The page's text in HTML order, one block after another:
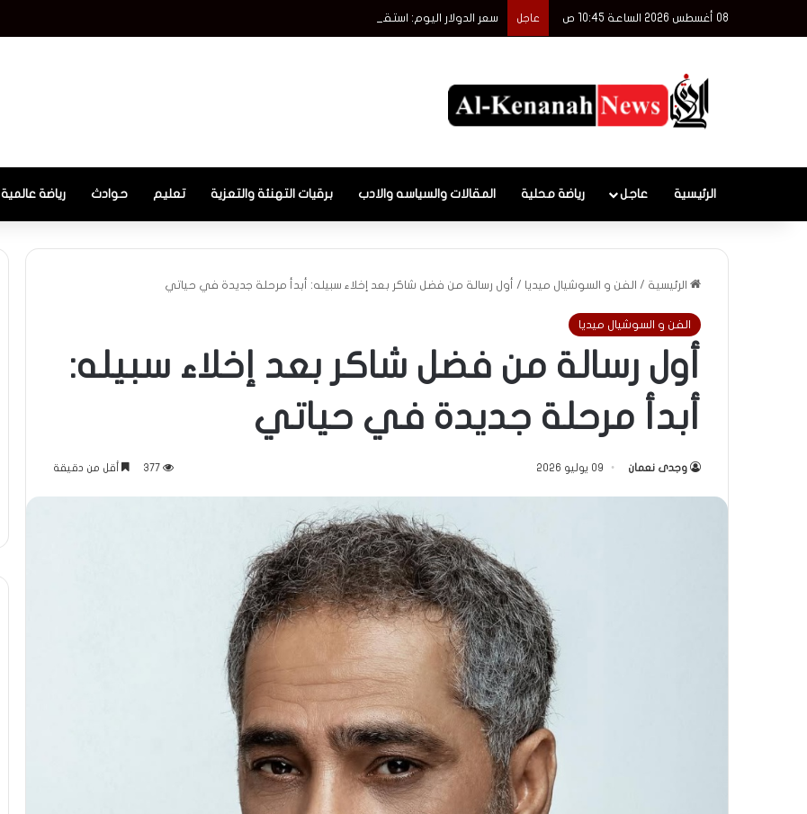
08 أغسطس 2026 الساعة 10:45 ص عاجل سعر الدولار اليوم: استقرار العملة الأمريكية أمام الجنيه قبل عودة البنوك للتداول
الرئيسية عاجل رياضة محلية المقالات والسياسه والادب برقيات التهنئة والتعزية تعليم حوادث رياضة عالمية
الرئيسية / الفن و السوشيال ميديا / أول رسالة من فضل شاكر بعد إخلاء سبيله: أبدأ مرحلة جديدة في حياتي
الفن و السوشيال ميديا
أول رسالة من فضل شاكر بعد إخلاء سبيله:
أبدأ مرحلة جديدة في حياتي
وجدى نعمان 09 يوليو 2026 377 أقل من دقيقة